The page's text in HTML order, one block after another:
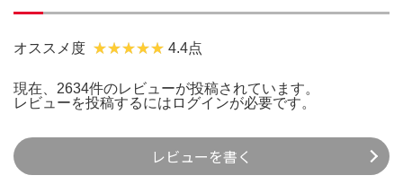
オススメ度 4.4点
現在、2634件のレビューが投稿されています。
レビューを投稿するには ログインが必要です。
レビューを書く